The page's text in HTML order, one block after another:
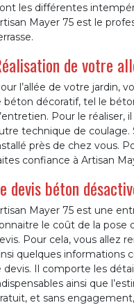
les différentes
Mayer 75 est le
de votre
l’allée de votre jardin,
béton décoratif, tel le
Pour le
technique de coulage.
près de chez vous.
confiance à Artisan
devis béton
Mayer 75 est une
le coût de la pose
Pour cela, vous allez
quelques informations
devis. Il comporte les
ainsi que
et sans